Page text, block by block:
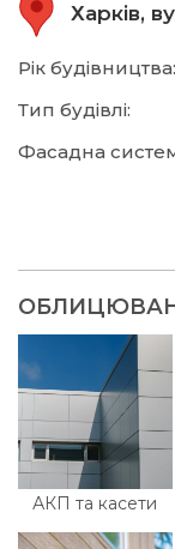
Харків,
Рік будівництва:
Тип будівлі:
Фасадна
АКП та касети